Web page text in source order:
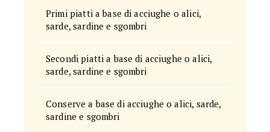
Primi piatti a base di acciughe o alici,
sarde, sardine e sgombri
Secondi piatti a base di acciughe o alici,
sarde, sardine e sgombri
Conserve a base di acciughe o alici, sarde,
sardine e sgombri